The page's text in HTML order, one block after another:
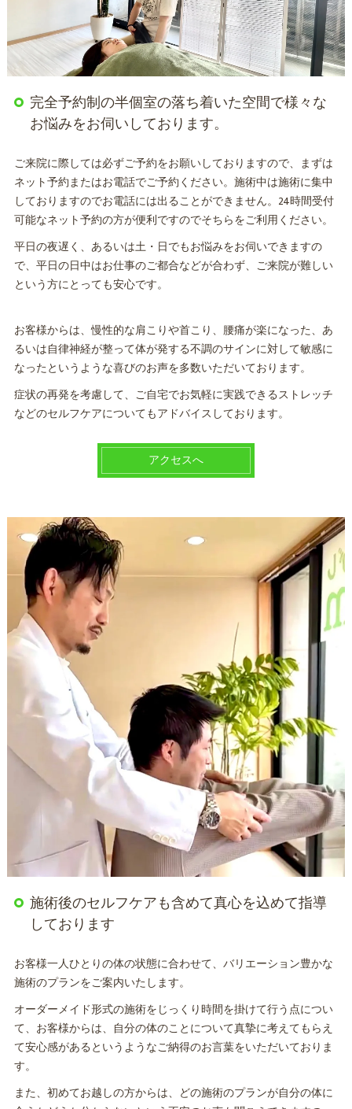
完全予約制の半個室の落ち着いた空間で様々な
お悩みをお伺いしております。
ご来院に際しては必ずご予約をお願いしておりますので、まずは
ネット予約またはお電話でご予約ください。施術中は施術に集中
しておりますのでお電話には出ることができません。24時間受付
可能なネット予約の方が便利ですのでそちらをご利用ください。
平日の夜遅く、あるいは土・日でもお悩みをお伺いできますの
で、平日の日中はお仕事のご都合などが合わず、ご来院が難しい
という方にとっても安心です。
お客様からは、慢性的な肩こりや首こり、腰痛が楽になった、あ
るいは自律神経が整って体が発する不調のサインに対して敏感に
なったというような喜びのお声を多数いただいております。
症状の再発を考慮して、ご自宅でお気軽に実践できるストレッチ
などのセルフケアについてもアドバイスしております。
アクセスへ
施術後のセルフケアも含めて真心を込めて指導
しております
お客様一人ひとりの体の状態に合わせて、バリエーション豊かな
施術のプランをご案内いたします。
オーダーメイド形式の施術をじっくり時間を掛けて行う点につい
て、お客様からは、自分の体のことについて真摯に考えてもらえ
て安心感があるというようなご納得のお言葉をいただいておりま
す。
また、初めてお越しの方からは、どの施術のプランが自分の体に